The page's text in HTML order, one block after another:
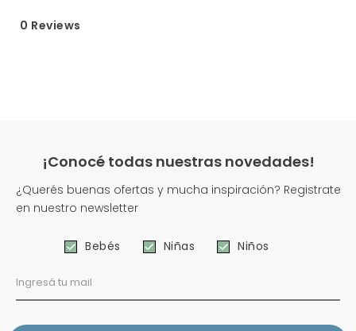
0 Reviews
¡Conocé todas nuestras novedades!
¿Querés buenas ofertas y mucha inspiración? Registrate
en nuestro newsletter
Bebés Niñas Niños